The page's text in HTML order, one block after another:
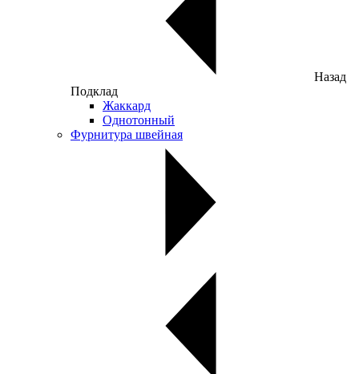
Назад
Подклад
Жаккард
Однотонный
Фурнитура швейная